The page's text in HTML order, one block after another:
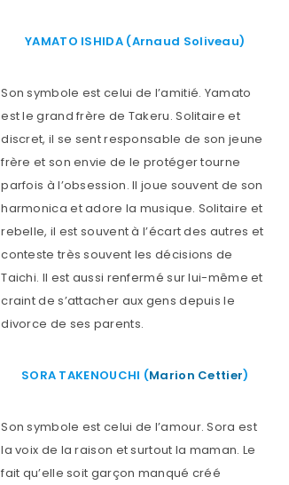
YAMATO ISHIDA (Arnaud Soliveau)
Son symbole est celui de l’amitié. Yamato
est le grand frère de Takeru. Solitaire et
discret, il se sent responsable de son jeune
frère et son envie de le protéger tourne
parfois à l’obsession. Il joue souvent de son
harmonica et adore la musique. Solitaire et
rebelle, il est souvent à l’écart des autres et
conteste très souvent les décisions de
Taichi. Il est aussi renfermé sur lui-même et
craint de s’attacher aux gens depuis le
divorce de ses parents.
SORA TAKENOUCHI (Marion Cettier)
Son symbole est celui de l’amour. Sora est
la voix de la raison et surtout la maman. Le
fait qu’elle soit garçon manqué créé